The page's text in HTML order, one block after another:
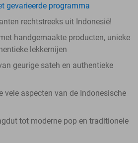
gevarieerde programma
rechtstreeks uit Indonesië!
handgemaakte producten, unieke
lekkernijen
geurige sateh en authentieke
vele aspecten van de Indonesische
tot moderne pop en traditionele